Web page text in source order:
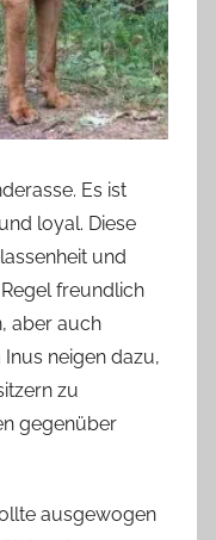
Es ist
loyal. Diese
und
freundlich
aber auch
neigen dazu,
zu
gegenüber
ausgewogen